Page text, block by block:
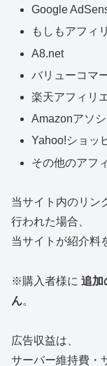
Google
もしもアフィ
A8.net
バリューコマ
楽天アフィリ
Amazonアソシ
Yahoo!ショッ
その他のアフ
当サイト内のリン
行われた場合、
当サイトが紹介料
※購入者様に 追加
ん。
広告収益は、
サーバー維持費・